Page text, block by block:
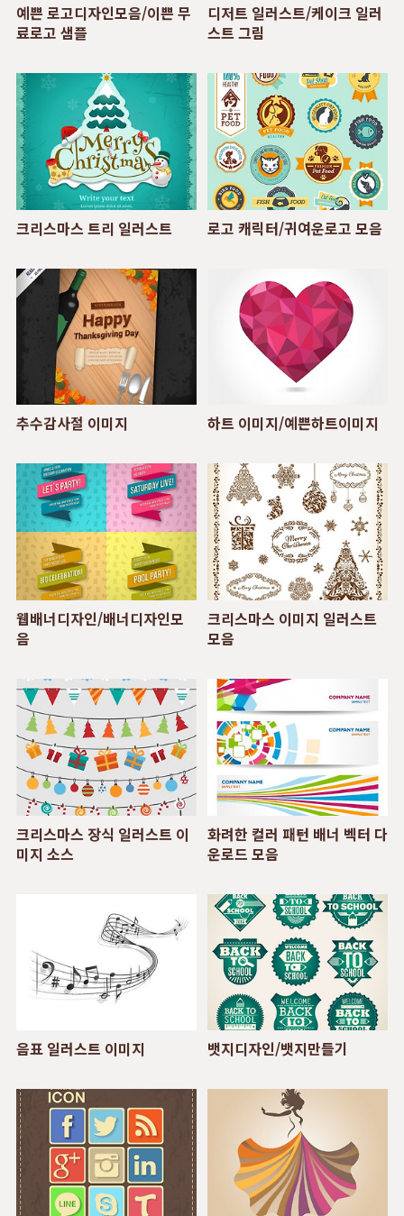
예쁜 로고디자인모음/이쁜 무
료로고 샘플
디저트 일러스트/케이크 일러
스트 그림
크리스마스 트리 일러스트 로고 캐릭터/귀여운로고 모음
추수감사절 이미지 하트 이미지/예쁜하트이미지
웹배너디자인/배너디자인모
음
크리스마스 이미지 일러스트
모음
크리스마스 장식 일러스트 이
미지 소스
화려한 컬러 패턴 배너 벡터 다
운로드 모음
음표 일러스트 이미지 뱃지디자인/뱃지만들기